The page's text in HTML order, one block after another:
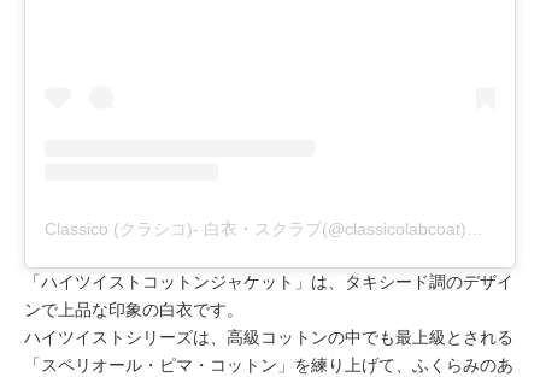
「ハイツイストコットンジャケット」は、タキシード調のデザイ
ンで上品な印象の白衣です。
ハイツイストシリーズは、高級コットンの中でも最上級とされる
「スペリオール・ピマ・コットン」を練り上げて、ふくらみのあ